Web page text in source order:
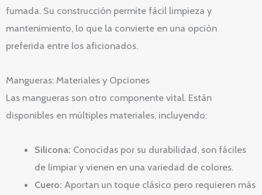
fumada. Su construcción permite fácil limpieza y
mantenimiento, lo que la convierte en una opción
preferida entre los aficionados.
Mangueras: Materiales y Opciones
Las mangueras son otro componente vital. Están
disponibles en múltiples materiales, incluyendo:
Silicona: Conocidas por su durabilidad, son fáciles
de limpiar y vienen en una variedad de colores.
Cuero: Aportan un toque clásico pero requieren más